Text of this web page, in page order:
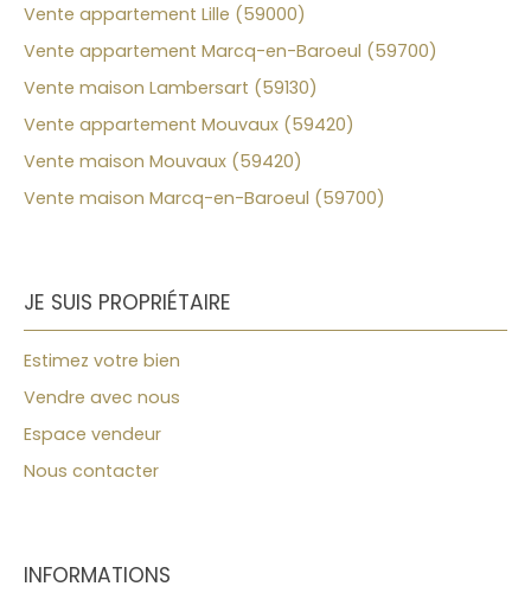
Vente appartement Lille (59000)
Vente appartement Marcq-en-Baroeul (59700)
Vente maison Lambersart (59130)
Vente appartement Mouvaux (59420)
Vente maison Mouvaux (59420)
Vente maison Marcq-en-Baroeul (59700)
JE SUIS PROPRIÉTAIRE
Estimez votre bien
Vendre avec nous
Espace vendeur
Nous contacter
INFORMATIONS